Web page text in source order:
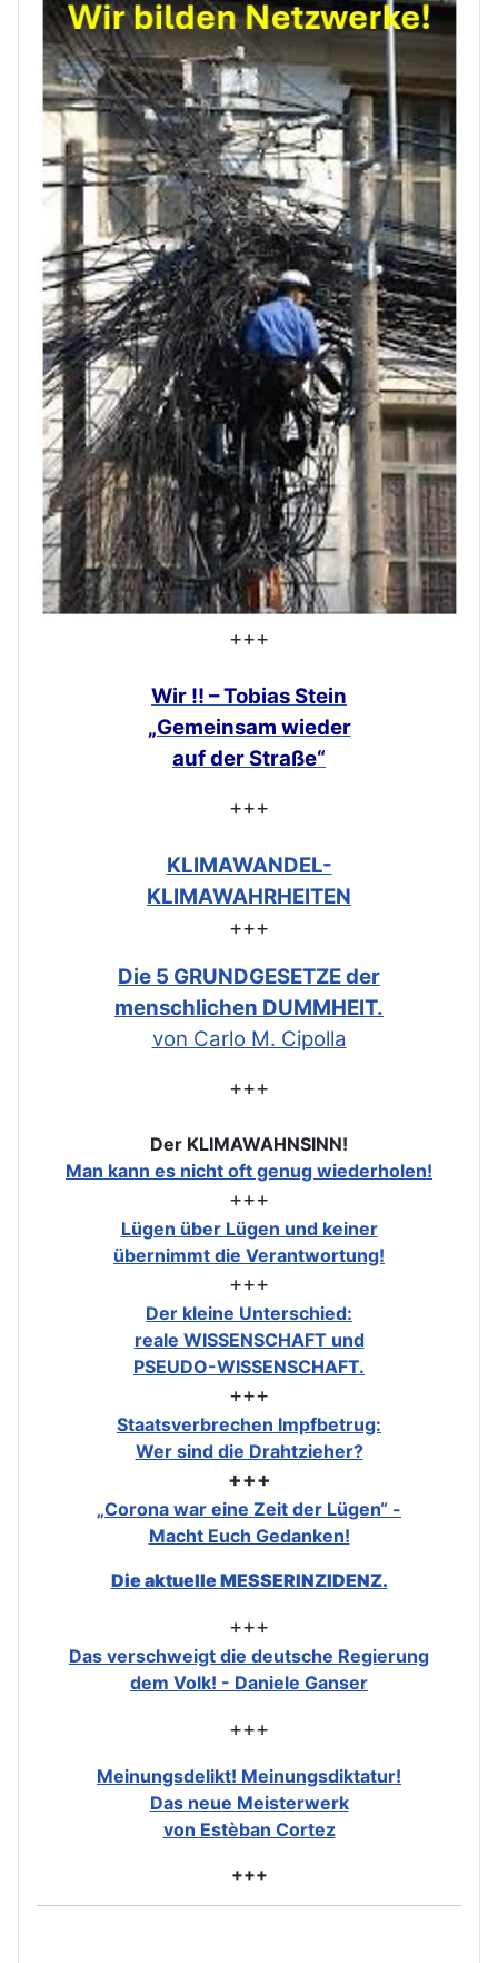
+++
Wir !! – Tobias Stein
„Gemeinsam wieder
auf der Straße“
+++
KLIMAWANDEL-
KLIMAWAHRHEITEN
+++
Die 5 GRUNDGESETZE der
menschlichen DUMMHEIT.
von Carlo M. Cipolla
+++
Der KLIMAWAHNSINN!
Man kann es nicht oft genug wiederholen!
+++
Lügen über Lügen und keiner
übernimmt die Verantwortung!
+++
Der kleine Unterschied:
reale WISSENSCHAFT und
PSEUDO-WISSENSCHAFT.
+++
Staatsverbrechen Impfbetrug:
Wer sind die Drahtzieher?
+++
„Corona war eine Zeit der Lügen“ -
Macht Euch Gedanken!
Die aktuelle MESSERINZIDENZ.
+++
Das verschweigt die deutsche Regierung
dem Volk! - Daniele Ganser
+++
Meinungsdelikt! Meinungsdiktatur!
Das neue Meisterwerk
von Estèban Cortez
+++